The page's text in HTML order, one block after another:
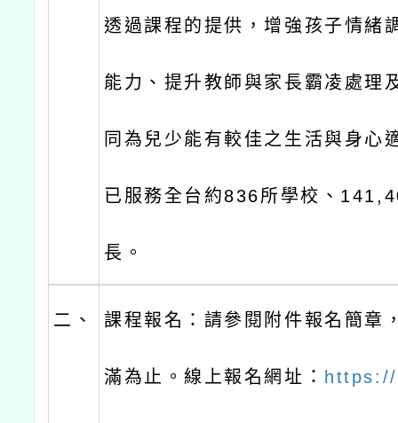
透過課程的提供，增強孩子情緒
能力、提升教師與家長霸凌處理
同為兒少能有較佳之生活與身心
已服務全台約836所學校、
長。
二、 課程報名：請參閱附件報名簡章
滿為止。線上報名網址：